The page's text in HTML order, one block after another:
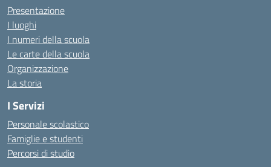
Presentazione
I luoghi
I numeri della scuola
Le carte della scuola
Organizzazione
La storia
I Servizi
Personale scolastico
Famiglie e studenti
Percorsi di studio